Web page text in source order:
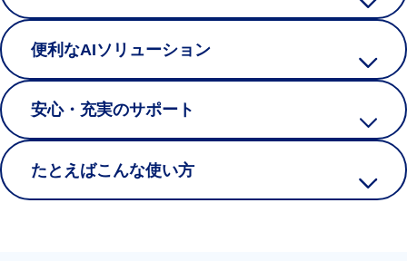
便利なAIソリューション
安心・充実のサポート
たとえばこんな使い方